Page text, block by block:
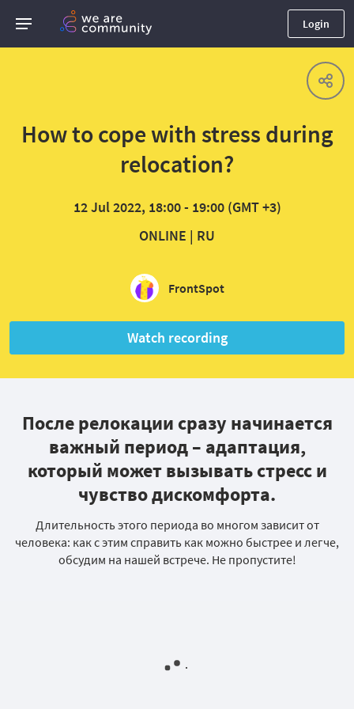
Login
How to cope with stress during
relocation?
12 Jul 2022, 18:00 - 19:00 (GMT +3)
ONLINE | RU
FrontSpot
Watch recording
После релокации сразу начинается
важный период – адаптация,
который может вызывать стресс и
чувство дискомфорта.
Длительность этого периода во многом зависит от
человека: как с этим справить как можно быстрее и легче,
обсудим на нашей встрече. Не пропустите!